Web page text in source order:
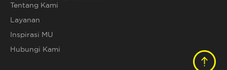
Tentang Kami
Layanan
Inspirasi MU
Hubungi Kami